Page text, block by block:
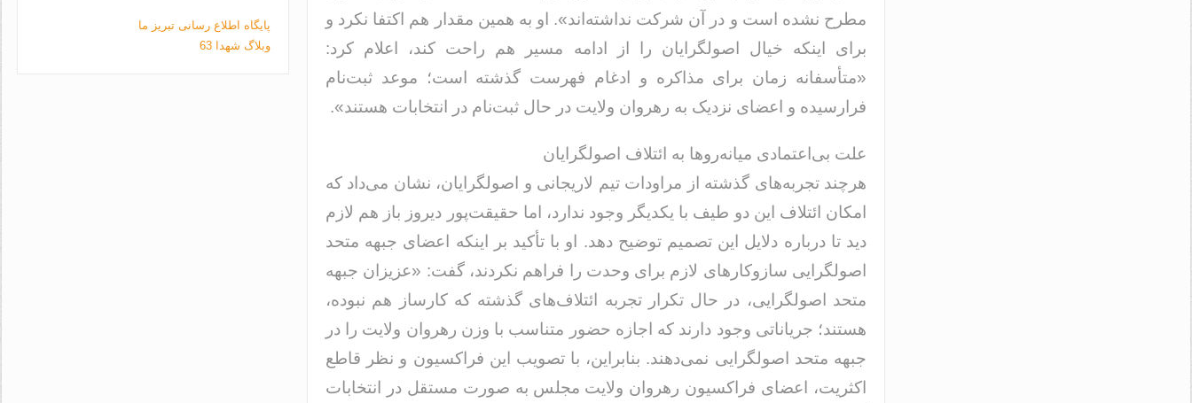
مطرح نشده است و در آن شرکت نداشته‌اند». او به همین مقدار هم اکتفا نکرد و
برای اینکه خیال اصولگرایان را از ادامه مسیر هم راحت کند، اعلام کرد:
«متأسفانه زمان برای مذاکره و ادغام فهرست گذشته است؛ موعد ثبت‌نام
فرارسیده و اعضای نزدیک به رهروان ولایت در حال ثبت‌نام در انتخابات هستند».
علت بی‌اعتمادی میانه‌روها به ائتلاف اصولگرایان
هرچند تجربه‌های گذشته از مراودات تیم لاریجانی و اصولگرایان، نشان می‌داد که
امکان ائتلاف این دو طیف با یکدیگر وجود ندارد، اما حقیقت‌پور دیروز باز هم لازم
دید تا درباره دلایل این تصمیم توضیح دهد. او با تأکید بر اینکه اعضای جبهه متحد
اصولگرایی سازوکارهای لازم برای وحدت را فراهم نکردند، گفت: «عزیزان جبهه
متحد اصولگرایی، در حال تکرار تجربه ائتلاف‌های گذشته که کارساز هم نبوده‌،
هستند؛ جریاناتی وجود دارند که اجازه حضور متناسب با وزن رهروان ولایت را در
جبهه متحد اصولگرایی نمی‌دهند. بنابراین، با تصویب این فراکسیون و نظر قاطع
اکثریت، اعضای فراکسیون رهروان ولایت مجلس به صورت مستقل در انتخابات
پایگاه اطلاع رسانی تبریز ما
وبلاگ شهدا 63